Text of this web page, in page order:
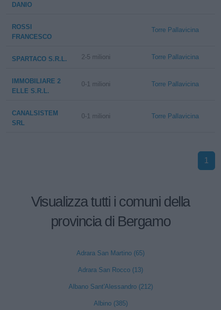
DANIO
ROSSI
FRANCESCO
Torre Pallavicina
SPARTACO S.R.L. 2-5 milioni Torre Pallavicina
IMMOBILIARE 2
ELLE S.R.L.
0-1 milioni Torre Pallavicina
CANALSISTEM
SRL
0-1 milioni Torre Pallavicina
1
Visualizza tutti i comuni della
provincia di Bergamo
Adrara San Martino (65)
Adrara San Rocco (13)
Albano Sant'Alessandro (212)
Albino (385)